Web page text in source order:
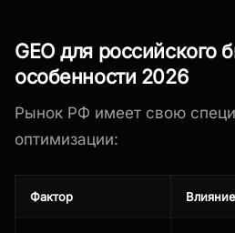
GEO для российского
особенности 2026
Рынок РФ имеет свою
оптимизации:
Фактор Влияние